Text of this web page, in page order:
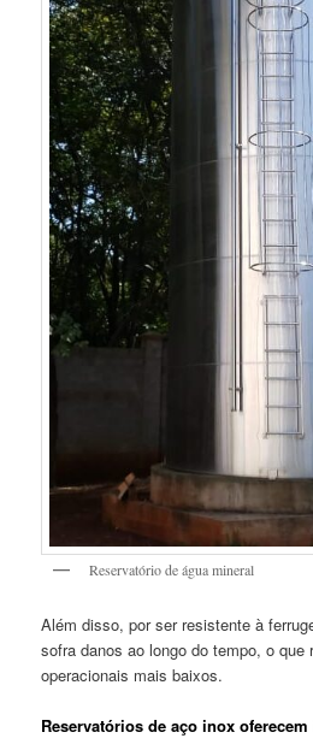
Reservatório de água mineral
Além disso, por ser resistente à
sofra danos ao longo do tempo, o que
operacionais mais baixos.
Reservatórios de aço inox